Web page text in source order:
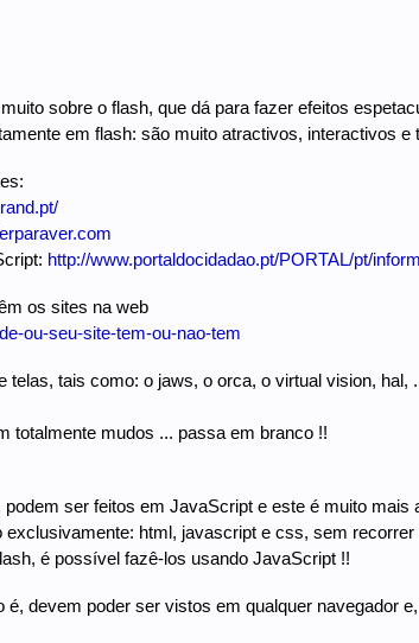
sobre o flash, que dá para fazer efeitos
em flash: são muito atractivos, interactivos e
http://www.portaldocidadao.pt/PORTAL/pt/
os sites na web
ou-seu-site-tem-ou-nao-tem
tais como: o jaws, o orca, o virtual vision, hal,
totalmente mudos ... passa em branco !!
ser feitos em JavaScript e este é muito mais
html, javascript e css, sem recorrer
é possível fazê-los usando JavaScript !!
devem poder ser vistos em qualquer navegador